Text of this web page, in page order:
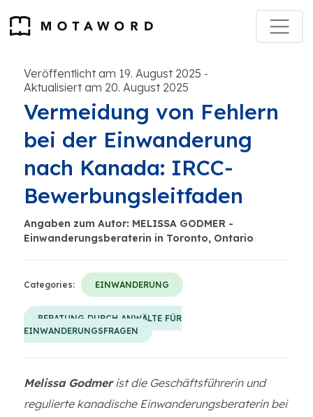
Veröffentlicht am 19. August 2025 -
Aktualisiert am 20. August 2025
Vermeidung von Fehlern
bei der Einwanderung
nach Kanada: IRCC-
Bewerbungsleitfaden
Angaben zum Autor: MELISSA GODMER -
Einwanderungsberaterin in Toronto, Ontario.
Categories: EINWANDERUNG
BERATUNG DURCH ANWÄLTE FÜR
EINWANDERUNGSFRAGEN
Melissa Godmerist die Geschäftsführerin und
regulierte kanadische Einwanderungsberaterin bei